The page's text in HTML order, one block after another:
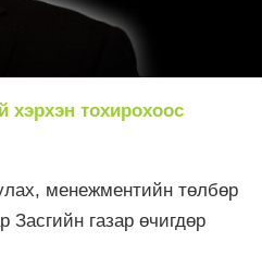
хэрхэн тохирохоос
менежментийн төлбөр
Засгийн газар өчигдөр